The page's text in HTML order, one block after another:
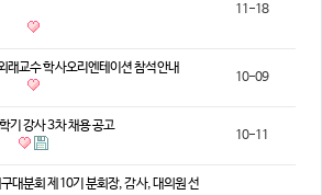
11-18
래교수 학사오리엔테이션 참석안내
10-09
기 강사 3차 채용 공고
10-11
대분회 제10기 분회장, 감사, 대의원 선